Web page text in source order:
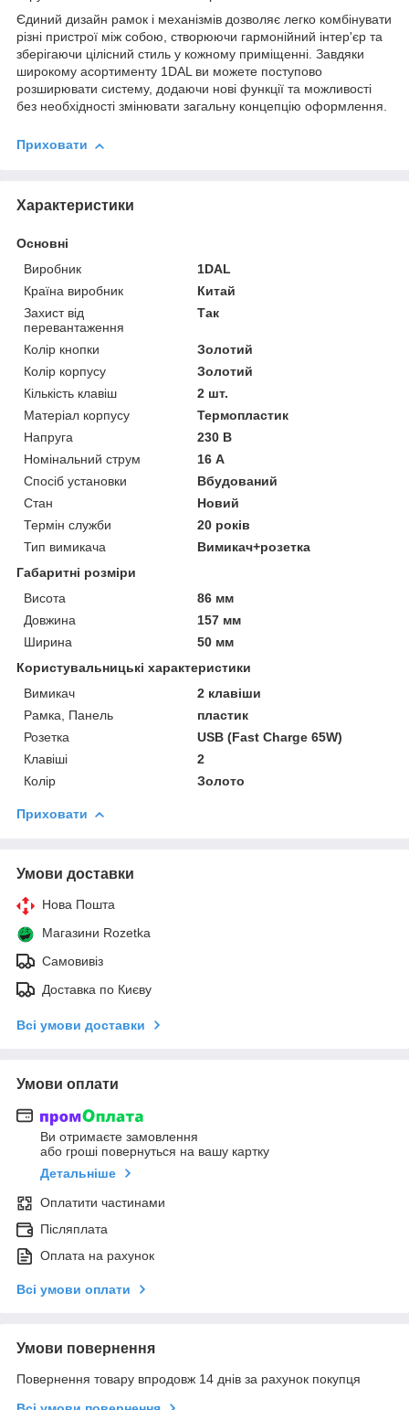
Єдиний дизайн рамок і механізмів дозволяє легко комбінувати
різні пристрої між собою, створюючи гармонійний інтер'єр та
зберігаючи цілісний стиль у кожному приміщенні. Завдяки
широкому асортименту 1DAL ви можете поступово
розширювати систему, додаючи нові функції та можливості
без необхідності змінювати загальну концепцію оформлення.
Приховати
Характеристики
Основні
Виробник
1DAL
Країна виробник
Китай
Захист від
перевантаження
Так
Колір кнопки
Золотий
Колір корпусу
Золотий
Кількість клавіш
2 шт.
Матеріал корпусу
Термопластик
Напруга
230 В
Номінальний струм
16 А
Спосіб установки
Вбудований
Стан
Новий
Термін служби
20 років
Тип вимикача
Вимикач+розетка
Габаритні розміри
Висота
86 мм
Довжина
157 мм
Ширина
50 мм
Користувальницькі характеристики
Вимикач
2 клавіши
Рамка, Панель
пластик
Розетка
USB (Fast Charge 65W)
Клавіші
2
Колір
Золото
Приховати
Умови доставки
Нова Пошта
Магазини Rozetka
Самовивіз
Доставка по Києву
Всі умови доставки
Умови оплати
Ви отримаєте замовлення
або гроші повернуться на вашу картку
Детальніше
Оплатити частинами
Післяплата
Оплата на рахунок
Всі умови оплати
Умови повернення
Повернення товару впродовж 14 днів за рахунок покупця